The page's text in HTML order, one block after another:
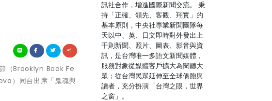
（Brooklyn Book Fe
）同台出席「鬼魂與
訊社合作，增進國際新聞交流。 秉
持「正確、領先、客觀、翔實」的
基本原則，中央社專業新聞團隊每
天以中、英、日文即時對外發出上
千則新聞、照片、圖表、影音與資
訊，是台灣唯一多語文新聞媒體，
服務對象從媒體客戶擴大為閱聽大
眾；從台灣民眾延伸至全球僑胞與
讀者，充分扮演「台灣之眼，世界
之窗」。